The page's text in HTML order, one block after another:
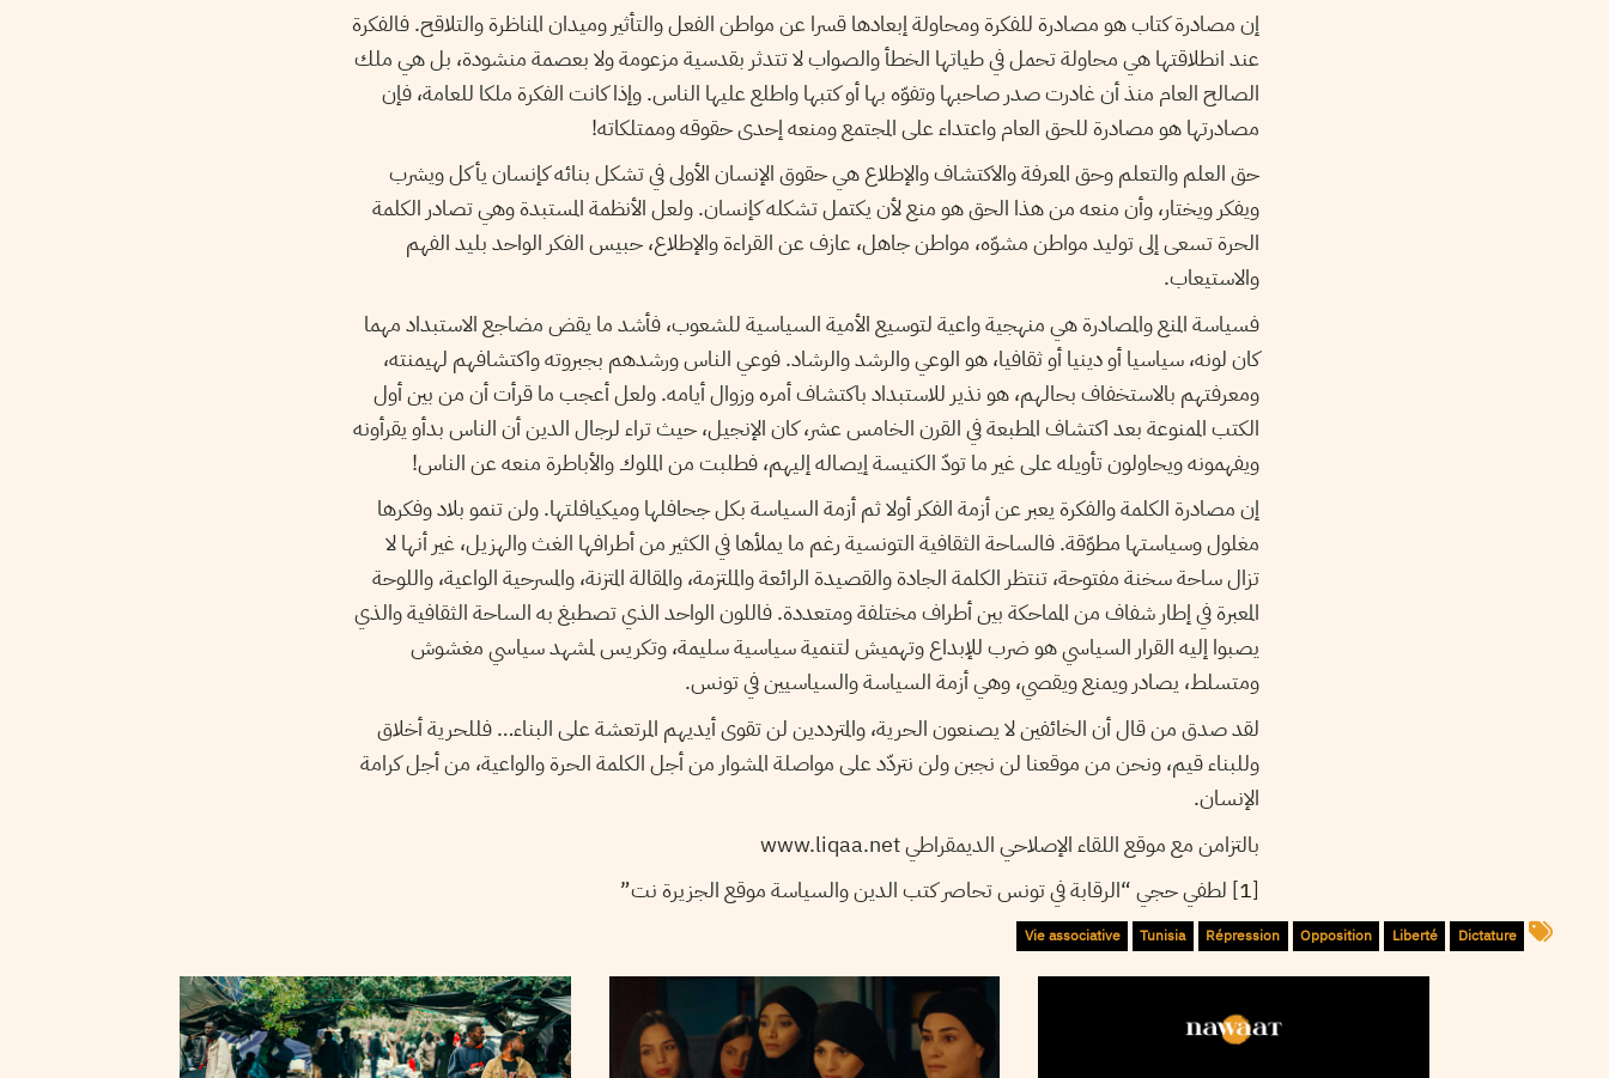
إن مصادرة كتاب هو مصادرة للفكرة ومحاولة إبعادها قسرا عن مواطن الفعل والتأثير وميدان المناظرة والتلاقح. فالفكرة
عند انطلاقتها هي محاولة تحمل في طياتها الخطأ والصواب لا تتدثر بقدسية مزعومة ولا بعصمة منشودة، بل هي ملك
الصالح العام منذ أن غادرت صدر صاحبها وتفوّه بها أو كتبها واطلع عليها الناس. وإذا كانت الفكرة ملكا للعامة، فإن
مصادرتها هو مصادرة للحق العام واعتداء على المجتمع ومنعه إحدى حقوقه وممتلكاته!
حق العلم والتعلم وحق المعرفة والاكتشاف والإطلاع هي حقوق الإنسان الأولى في تشكل بنائه كإنسان يأكل ويشرب
ويفكر ويختار، وأن منعه من هذا الحق هو منع لأن يكتمل تشكله كإنسان. ولعل الأنظمة المستبدة وهي تصادر الكلمة
الحرة تسعى إلى توليد مواطن مشوّه، مواطن جاهل، عازف عن القراءة والإطلاع، حبيس الفكر الواحد بليد الفهم
والاستيعاب.
فسياسة المنع والمصادرة هي منهجية واعية لتوسيع الأمية السياسية للشعوب، فأشد ما يقض مضاجع الاستبداد مهما
كان لونه، سياسيا أو دينيا أو ثقافيا، هو الوعي والرشد والرشاد. فوعي الناس ورشدهم بجبروته واكتشافهم لهيمنته،
ومعرفتهم بالاستخفاف بحالهم، هو نذير للاستبداد باكتشاف أمره وزوال أيامه. ولعل أعجب ما قرأت أن من بين أول
الكتب الممنوعة بعد اكتشاف المطبعة في القرن الخامس عشر، كان الإنجيل، حيث تراء لرجال الدين أن الناس بدأو يقرأونه
ويفهمونه ويحاولون تأويله على غير ما تودّ الكنيسة إيصاله إليهم، فطلبت من الملوك والأباطرة منعه عن الناس!
إن مصادرة الكلمة والفكرة يعبر عن أزمة الفكر أولا ثم أزمة السياسة بكل جحافلها وميكيافلتها. ولن تنمو بلاد وفكرها
مغلول وسياستها مطوّقة. فالساحة الثقافية التونسية رغم ما يملأها في الكثير من أطرافها الغث والهزيل، غير أنها لا
تزال ساحة سخنة مفتوحة، تنتظر الكلمة الجادة والقصيدة الرائعة والملتزمة، والمقالة المتزنة، والمسرحية الواعية، واللوحة
المعبرة في إطار شفاف من المماحكة بين أطراف مختلفة ومتعددة. فاللون الواحد الذي تصطبغ به الساحة الثقافية والذي
يصبوا إليه القرار السياسي هو ضرب للإبداع وتهميش لتنمية سياسية سليمة، وتكريس لمشهد سياسي مغشوش
ومتسلط، يصادر ويمنع ويقصي، وهي أزمة السياسة والسياسيين في تونس.
لقد صدق من قال أن الخائفين لا يصنعون الحرية، والمترددين لن تقوى أيديهم المرتعشة على البناء… فللحرية أخلاق
وللبناء قيم، ونحن من موقعنا لن نجبن ولن نتردّد على مواصلة المشوار من أجل الكلمة الحرة والواعية، من أجل كرامة
الإنسان.
بالتزامن مع موقع اللقاء الإصلاحي الديمقراطي www.liqaa.net
[
1] لطفي حجي “الرقابة في تونس تحاصر كتب الدين والسياسة موقع الجزيرة نت”
Dictature
Liberté
Opposition
Répression
Tunisia
Vie associative